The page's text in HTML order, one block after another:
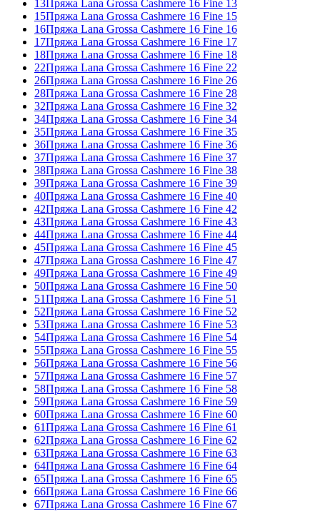
13 Пряжа Lana Grossa Cashmere 16 Fine 13
15Пряжа Lana Grossa Cashmere 16 Fine 15
16Пряжа Lana Grossa Cashmere 16 Fine 16
17Пряжа Lana Grossa Cashmere 16 Fine 17
18Пряжа Lana Grossa Cashmere 16 Fine 18
22Пряжа Lana Grossa Cashmere 16 Fine 22
26Пряжа Lana Grossa Cashmere 16 Fine 26
28Пряжа Lana Grossa Cashmere 16 Fine 28
32Пряжа Lana Grossa Cashmere 16 Fine 32
34Пряжа Lana Grossa Cashmere 16 Fine 34
35Пряжа Lana Grossa Cashmere 16 Fine 35
36Пряжа Lana Grossa Cashmere 16 Fine 36
37Пряжа Lana Grossa Cashmere 16 Fine 37
38Пряжа Lana Grossa Cashmere 16 Fine 38
39Пряжа Lana Grossa Cashmere 16 Fine 39
40Пряжа Lana Grossa Cashmere 16 Fine 40
42Пряжа Lana Grossa Cashmere 16 Fine 42
43Пряжа Lana Grossa Cashmere 16 Fine 43
44Пряжа Lana Grossa Cashmere 16 Fine 44
45Пряжа Lana Grossa Cashmere 16 Fine 45
47Пряжа Lana Grossa Cashmere 16 Fine 47
49Пряжа Lana Grossa Cashmere 16 Fine 49
50Пряжа Lana Grossa Cashmere 16 Fine 50
51Пряжа Lana Grossa Cashmere 16 Fine 51
52Пряжа Lana Grossa Cashmere 16 Fine 52
53Пряжа Lana Grossa Cashmere 16 Fine 53
54Пряжа Lana Grossa Cashmere 16 Fine 54
55Пряжа Lana Grossa Cashmere 16 Fine 55
56Пряжа Lana Grossa Cashmere 16 Fine 56
57Пряжа Lana Grossa Cashmere 16 Fine 57
58Пряжа Lana Grossa Cashmere 16 Fine 58
59Пряжа Lana Grossa Cashmere 16 Fine 59
60Пряжа Lana Grossa Cashmere 16 Fine 60
61Пряжа Lana Grossa Cashmere 16 Fine 61
62Пряжа Lana Grossa Cashmere 16 Fine 62
63Пряжа Lana Grossa Cashmere 16 Fine 63
64Пряжа Lana Grossa Cashmere 16 Fine 64
65Пряжа Lana Grossa Cashmere 16 Fine 65
66Пряжа Lana Grossa Cashmere 16 Fine 66
67Пряжа Lana Grossa Cashmere 16 Fine 67